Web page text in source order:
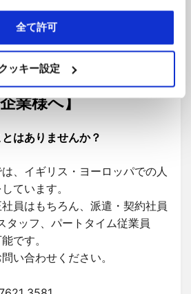
全て許可
ッキー設定
格差報告：雇用主のための社
ーロッパでのご採用
業様へ】
はありませんか？
、イギリス・ヨーロッパでの人
ています。
員はもちろん、派遣・契約社員
タッフ、パートタイム従業員
です。
い合わせください。